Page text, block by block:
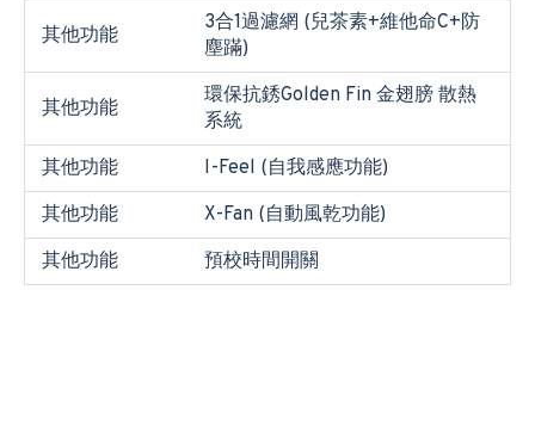
其他功能
3合1過濾網 (兒茶素+維他命C+防
塵蹣)
其他功能
環保抗銹Golden Fin 金翅膀 散熱
系統
其他功能
I-Feel (自我感應功能)
其他功能
X-Fan (自動風乾功能)
其他功能
預校時間開關